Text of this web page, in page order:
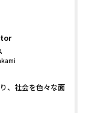
、社会を色々な面